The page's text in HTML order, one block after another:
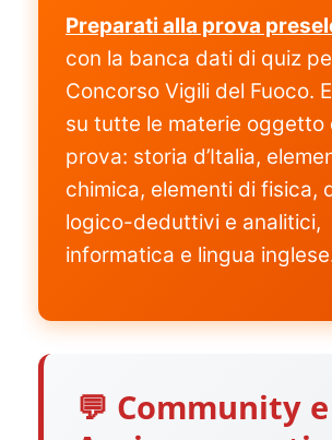
Preparati alla prova
con la banca dati di quiz
Concorso Vigili del Fuoco.
su tutte le materie oggetto
prova: storia d’Italia,
chimica, elementi di fisica,
logico-deduttivi e analitici,
informatica e lingua
💬 Community e